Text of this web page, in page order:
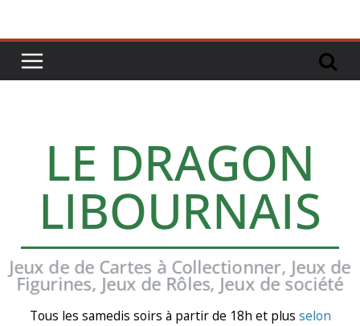
LE DRAGON
LIBOURNAIS
Jeux de de Cartes à Collectionner, Jeux de
Figurines, Jeux de Rôles, Jeux de société
Tous les samedis soirs à partir de 18h et plus selon